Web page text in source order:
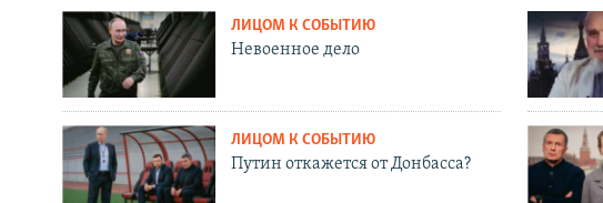
ЛИЦОМ К СОБЫТИЮ
Невоенное дело
ЛИЦОМ К СОБЫТИЮ
Путин откажется от Донбасса?